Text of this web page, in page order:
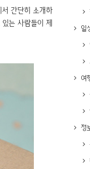
간단히 소개하
있는 사람들이 제
일
여
정